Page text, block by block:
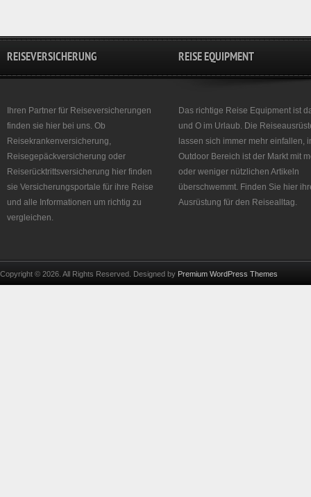
REISEVERSICHERUNG
Ihren Partner für Reiseversicherungen
finden sie hier bei uns. Ob
Reisekrankenversicherung,
Reisegepäckversicherung oder
Reiserücktrittsversicherung hier finden
sie Versicherungsportale für ihre Reise
und alle Informationen um richtig zu
vergleichen.
REISE EQUIPMENT
Das richtige Reise Equipment ist
und O im Urlaub. Die
lassen sich immer mehr einfallen,
Outdoor Bereich ist der Markt mit
oder weniger nützlichen Artikeln
überschwemmt. Finden Sie hier
Ausrüstung für den Reisealltag.
Copyright © 2026. All Rights Reserved. Designed by Premium WordPress Themes